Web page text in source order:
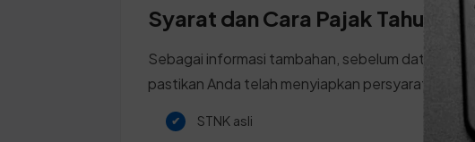
Syarat dan Cara Pajak Tahunan
Sebagai informasi tambahan, sebelum datang ke
pastikan Anda telah menyiapkan persyaratan
STNK asli